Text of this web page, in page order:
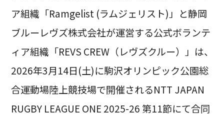
ア組織「Ramgelist (ラムジェリスト)」と静岡
ブルーレヴズ株式会社が運営する公式ボランテ
ィア組織「REVS CREW（レヴズクルー）」は、
2026年3月14日(土)に駒沢オリンピック公園総
合運動場陸上競技場で開催されるNTT JAPAN
RUGBY LEAGUE ONE 2025-26 第11節にて合同